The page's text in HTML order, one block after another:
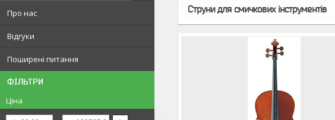
Про нас
Відгуки
Поширені питання
ФІЛЬТРИ
Ціна
Струни для смичкових інструментів